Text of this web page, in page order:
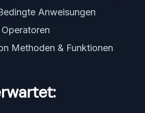
Anweisungen
Methoden & Funktionen